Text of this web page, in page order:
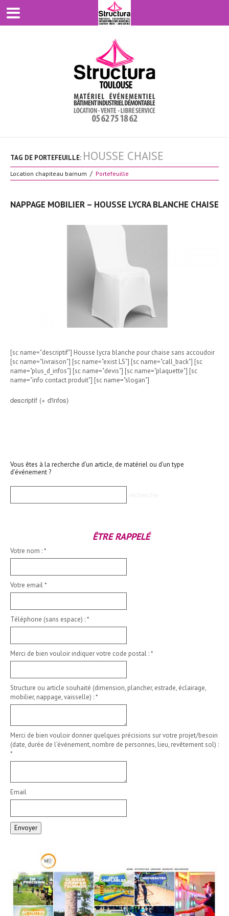
TAG DE PORTEFEUILLE: HOUSSE CHAISE
Location chapiteau barnum Portefeuille
NAPPAGE MOBILIER – HOUSSE LYCRA BLANCHE CHAISE
[sc name="descriptif"] Housse lycra blanche pour chaise sans accoudoir
[sc name="livraison"] [sc name="exist LS"] [sc name="call_back"] [sc
name="plus_d_infos"] [sc name="devis"] [sc name="plaquette"] [sc
name="info contact produit"] [sc name="slogan"]
descriptif (+ d'infos)
Vous êtes à la recherche d’un article, de matériel ou d’un type
d’événement ?
ÊTRE RAPPELÉ
Votre nom :*
Votre email*
Téléphone (sans espace) :*
Merci de bien vouloir indiquer votre code postal :*
Structure ou article souhaité (dimension, plancher, estrade, éclairage,
mobilier, nappage, vaisselle) :*
Merci de bien vouloir donner quelques précisions sur votre projet/besoin
(date, durée de l'événement, nombre de personnes, lieu, revêtement sol) :
*
Email
Envoyer